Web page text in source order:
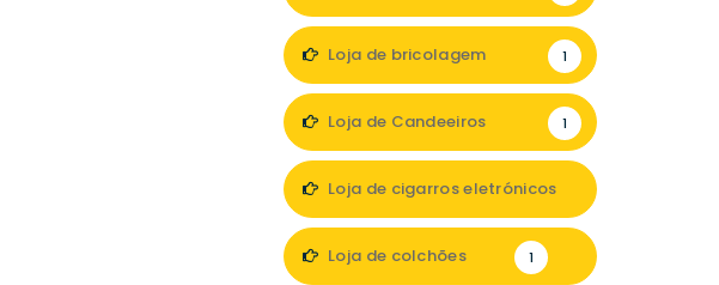
Loja de bricolagem 1
Loja de Candeeiros 1
Loja de cigarros eletrónicos
Loja de colchões 1